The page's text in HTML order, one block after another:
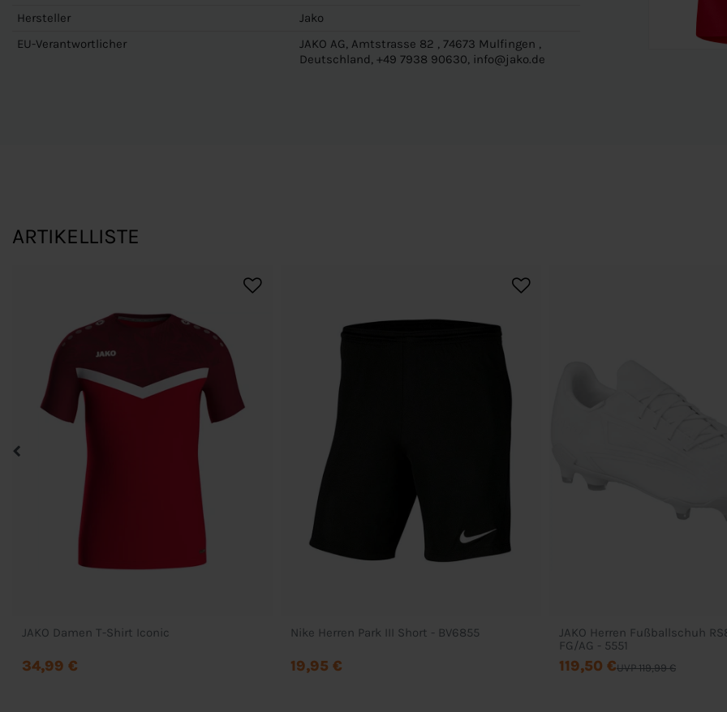
Hersteller
Jako
EU-Verantwortlicher
JAKO AG, Amtstrasse 82 , 74673 Mulfingen ,
Deutschland, +49 7938 90630, info@jako.de
ARTIKELLISTE
JAKO Damen T-Shirt Iconic
34,99 €
Nike Herren Park III Short - BV6855
19,95 €
JAKO Herren Fußballschuh
FG/AG - 5551
UVP 119,99 €
119,50 €